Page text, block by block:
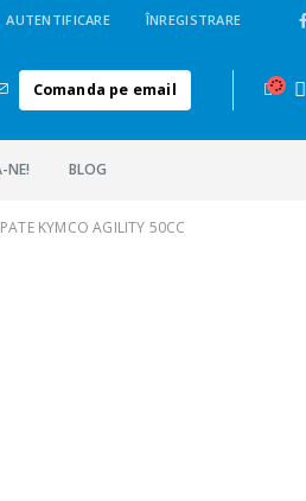
AUTENTIFICARE ÎNREGISTRARE
Comanda pe email
NE! BLOG
KYMCO AGILITY 50CC